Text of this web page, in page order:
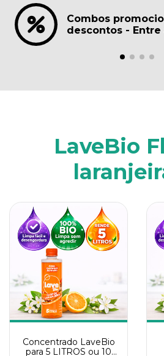
Combos
descontos - Entre
LaveBio
Concentrado LaveBio
para 5 LITROS ou 10